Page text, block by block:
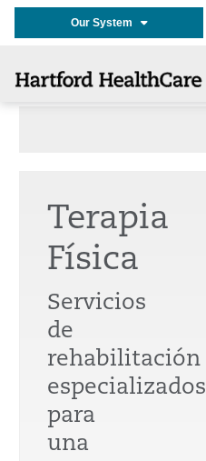
Our System
Terapia
Física
Servicios
de
rehabilitación
especializados
para
una